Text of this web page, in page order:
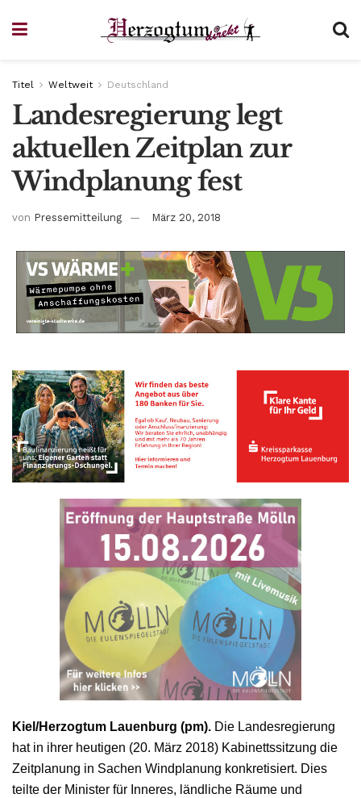
Titel Weltweit Deutschland
Landesregierung legt
aktuellen Zeitplan zur
Windplanung fest
von Pressemitteilung März 20, 2018
Kiel/Herzogtum Lauenburg (pm). Die Landesregierung
hat in ihrer heutigen (20. März 2018) Kabinettssitzung die
Zeitplanung in Sachen Windplanung konkretisiert. Dies
teilte der Minister für Inneres, ländliche Räume und